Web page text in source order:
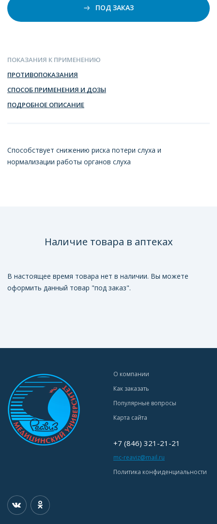
ПОД ЗАКАЗ
ПОКАЗАНИЯ К ПРИМЕНЕНИЮ
ПРОТИВОПОКАЗАНИЯ
СПОСОБ ПРИМЕНЕНИЯ И ДОЗЫ
ПОДРОБНОЕ ОПИСАНИЕ
Способствует снижению риска потери слуха и
нормализации работы органов слуха
Наличие товара в аптеках
В настоящее время товара нет в наличии. Вы можете
оформить данный товар "под заказ".
О компании
Как заказать
Популярные вопросы
Карта сайта
+7 (846) 321-21-21
mc-reaviz@mail.ru
Политика конфиденциальности